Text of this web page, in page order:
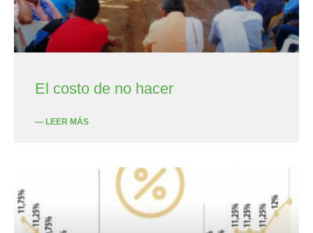
El costo de no hacer
— LEER MÁS